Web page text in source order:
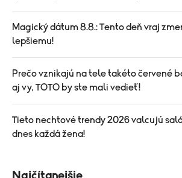
Magický dátum 8.8.: Tento deň vraj
lepšiemu!
Prečo vznikajú na tele takéto červené
aj vy, TOTO by ste mali vedieť!
Tieto nechtové trendy 2026 valcujú
dnes každá žena!
Najčítanejšie